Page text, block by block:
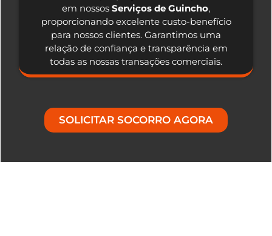
em nossos Serviços de Guincho,
proporcionando excelente custo-benefício
para nossos clientes. Garantimos uma
relação de confiança e transparência em
todas as nossas transações comerciais.
SOLICITAR SOCORRO AGORA